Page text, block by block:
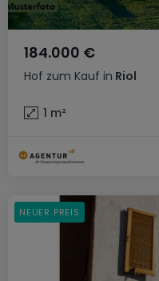
Hof zum Kauf in Riol
184.000 €
1 m²
NEUER PREIS